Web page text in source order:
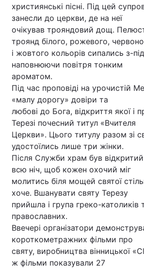
Головна Війна
Україна Політика
Економіка
Спорт Наука
Техно і зв'язок Лайт
Зброя
Здоров'я Туризм
Екологія Регіони
Лонгріди
християнські пісні. Під цей
занесли до церкви, де на неї
очікував трояндовий дощ.
троянд білого, рожевого,
і жовтого кольорів сипались з-
наповнюючи повітря тонким
ароматом.
Під час проповіді на урочистій
«малу дорогу» довіри та
любові до Бога, відкриття якої і
Терезі почесний титул «Вчителя
Церкви». Цього титулу разом зі
удостоїлись лише три жінки.
Після Служби храм був відкритий
всю ніч, щоб кожен охочий міг
молитись біля мощей святої
хоче. Вшанувати святу Терезу
прийшла і група греко-католиків
православних.
Ввечері організатори
короткометражних фільми про
святу, виробництва вінницької
ж фільми показували 27